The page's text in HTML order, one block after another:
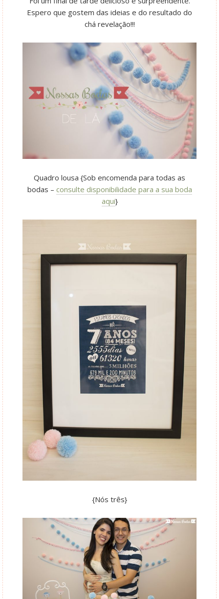
Espero que gostem das ideias e do resultado do
chá revelação!!!
Quadro lousa {Sob encomenda para todas as
bodas – consulte disponibilidade para a sua boda
aqui}
{Nós três}